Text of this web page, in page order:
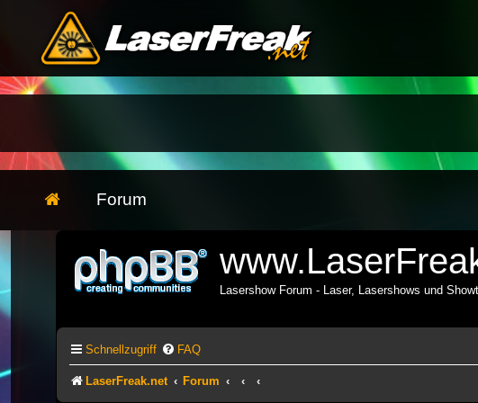
Forum
Lasershow Forum - Laser, Lasershows und
Schnellzugriff FAQ
LaserFreak.net Forum